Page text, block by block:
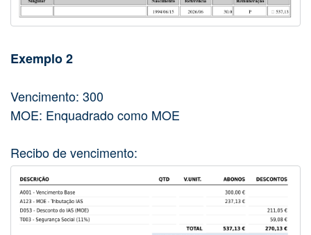
Exemplo 2
Vencimento: 300
MOE: Enquadrado como MOE
Recibo de vencimento: